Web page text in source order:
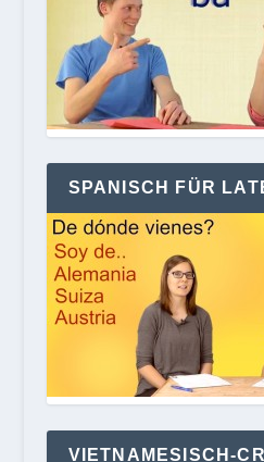
SPANISCH FÜR
VIETNAMESISCH-